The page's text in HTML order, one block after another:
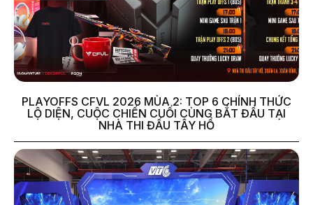
PLAYOFFS CFVL 2026 MÙA 2: TOP 6 CHÍNH THỨC
LỘ DIỆN, CUỘC CHIẾN CUỐI CÙNG BẮT ĐẦU TẠI
NHÀ THI ĐẤU TÂY HỒ